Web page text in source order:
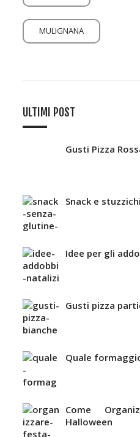
MULIGNANA
ULTIMI POST
Gusti Pizza
Snack e
Idee per gli
Gusti pizza
Quale
Come
Halloween